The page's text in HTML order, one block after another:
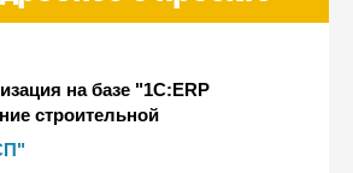
на базе "1С:ERP
строительной
в АО "ПЗСП"